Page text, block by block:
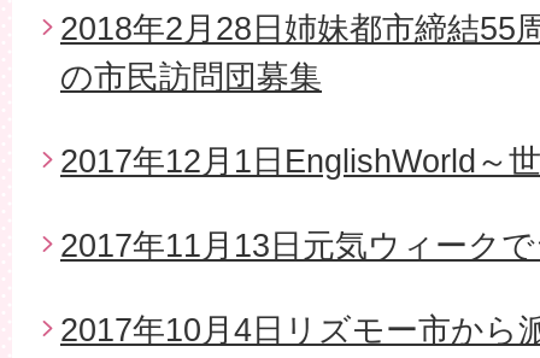
2018年2月28日姉妹都市締結55
の市民訪問団募集
2017年12月1日EnglishWorld～
2017年11月13日元気ウィーク
2017年10月4日リズモー市から